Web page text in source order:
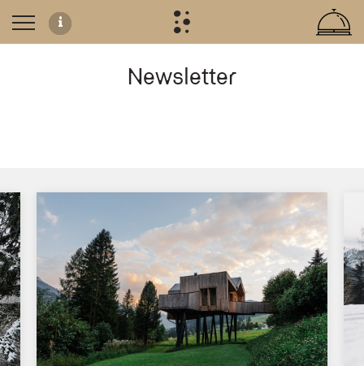
Newsletter
Durch die Anmeldung bleiben Sie stets informiert über:
Aktuelle Angebote für Ihren Urlaub im Trentino
Neues aus unserem Blog über Ladinische Traditionen und Wellness
Exklusive Informationen zu unseren Suiten und Chalets
Wir legen großen Wert auf den direkten Austausch mit unseren Gästen.
Wie kann ich mich für den Newsletter des Olympic SPA Hotel
Sie können sich direkt über unsere Newsletter-Seite anmelden, indem Sie